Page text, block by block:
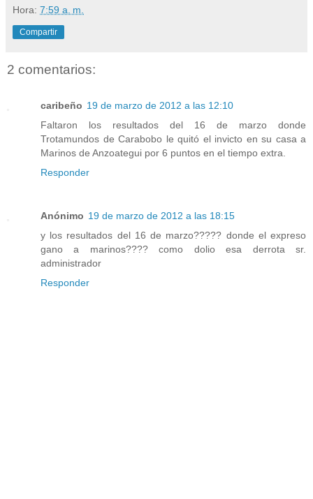
Hora: 7:59 a. m.
Compartir
2 comentarios:
caribeño 19 de marzo de 2012 a las 12:10
Faltaron los resultados del 16 de marzo donde
Trotamundos de Carabobo le quitó el invicto en su casa a
Marinos de Anzoategui por 6 puntos en el tiempo extra.
Responder
Anónimo 19 de marzo de 2012 a las 18:15
y los resultados del 16 de marzo????? donde el expreso
gano a marinos???? como dolio esa derrota sr.
administrador
Responder